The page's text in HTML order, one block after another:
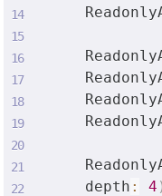
    depth
: 4